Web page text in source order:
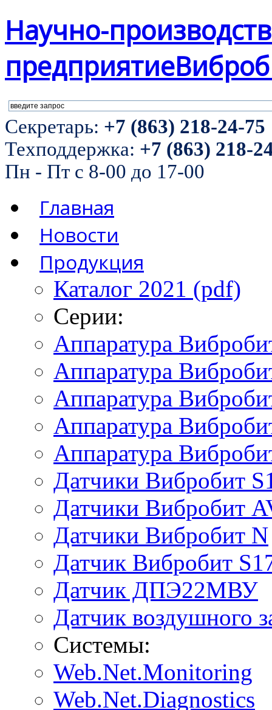
Научно-
предприятие
Секретарь: +7 (863) 218-24-75
Техподдержка: +7 (863) 218-
Пн - Пт с 8-00 до 17-00
Главная
Новости
Продукция
Каталог 2021 (pdf)
Серии:
Аппаратура
Аппаратура
Аппаратура
Аппаратура
Аппаратура
Датчики Вибробит
Датчики Вибробит
Датчики Вибробит N
Датчик Вибробит
Датчик ДПЭ22МВУ
Датчик воздушного
Системы:
Web.Net.Monitoring
Web.Net.Diagnostics